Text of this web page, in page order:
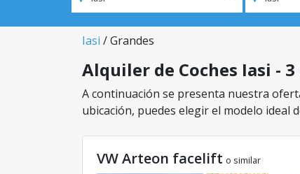
Iasi / Grandes
Alquiler de Coches Iasi -
A continuación se presenta nuestra
ubicación, puedes elegir el modelo ideal
VW Arteon facelift o similar